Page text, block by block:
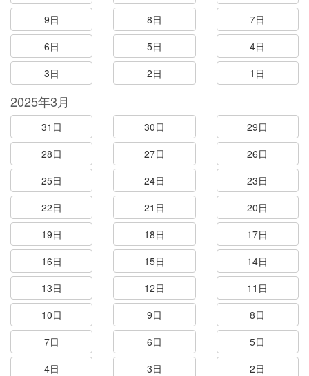
9日
8日
7日
6日
5日
4日
3日
2日 1日
2025年3月
31日 30日
29日
28日
27日
26日
25日
24日
23日
22日
21日
20日
19日
18日
17日
16日
15日
14日
13日
12日
11日
10日
9日
8日
7日
6日
5日
4日
3日
2日